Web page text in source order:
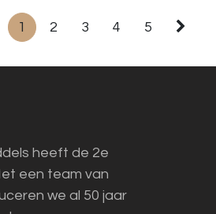
1 2 3 4 5
heeft de 2e
een team van
we al 50 jaar